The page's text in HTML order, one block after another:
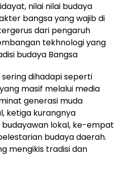
nilai nilai budaya
bangsa yang wajib di
dari pengaruh
tekhnologi yang
budaya Bangsa
dihadapi seperti
masif melalui media
generasi muda
ketiga kurangnya
lokal, ke-empat
budaya daerah.
mengikis tradisi dan